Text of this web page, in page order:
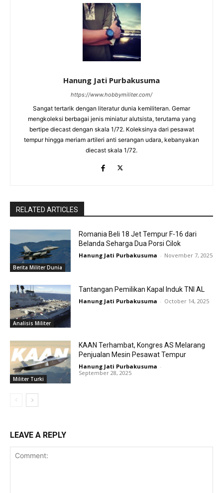
Hanung Jati Purbakusuma
https://www.hobbymiliter.com/
Sangat tertarik dengan literatur dunia kemiliteran. Gemar
mengkoleksi berbagai jenis miniatur alutsista, terutama yang
bertipe diecast dengan skala 1/72. Koleksinya dari pesawat
tempur hingga meriam artileri anti serangan udara, kebanyakan
diecast skala 1/72.
RELATED ARTICLES
Berita Militer Dunia
Romania Beli 18 Jet Tempur F-16 dari
Belanda Seharga Dua Porsi Cilok
Hanung Jati Purbakusuma - November 7, 2025
Analisis Militer
Tantangan Pemilikan Kapal Induk TNI AL
Hanung Jati Purbakusuma - October 14, 2025
Militer Turki
KAAN Terhambat, Kongres AS Melarang
Penjualan Mesin Pesawat Tempur
Hanung Jati Purbakusuma -
September 28, 2025
LEAVE A REPLY